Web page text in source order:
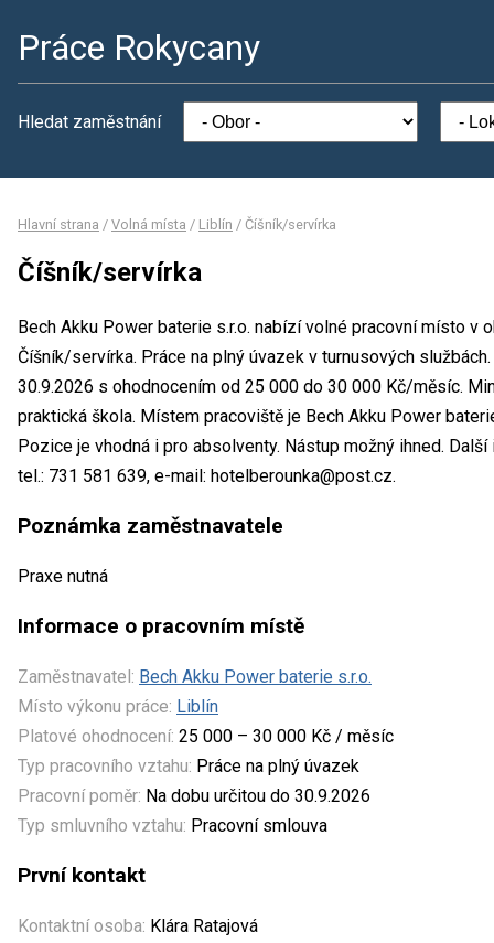
Práce Rokycany
Hledat zaměstnání
Hlavní strana / Volná místa / Liblín / Číšník/servírka
Číšník/servírka
Bech Akku Power baterie s.r.o. nabízí volné pracovní místo v
Číšník/servírka. Práce na plný úvazek v turnusových
30.9.2026 s ohodnocením od 25 000 do 30 000 Kč/měsíc.
praktická škola. Místem pracoviště je Bech Akku Power
Pozice je vhodná i pro absolventy. Nástup možný ihned.
tel.: 731 581 639, e-mail: hotelberounka@post.cz.
Poznámka zaměstnavatele
Praxe nutná
Informace o pracovním místě
Zaměstnavatel: Bech Akku Power baterie s.r.o.
Místo výkonu práce: Liblín
Platové ohodnocení: 25 000 – 30 000 Kč / měsíc
Typ pracovního vztahu: Práce na plný úvazek
Pracovní poměr: Na dobu určitou do 30.9.2026
Typ smluvního vztahu: Pracovní smlouva
První kontakt
Kontaktní osoba: Klára Ratajová